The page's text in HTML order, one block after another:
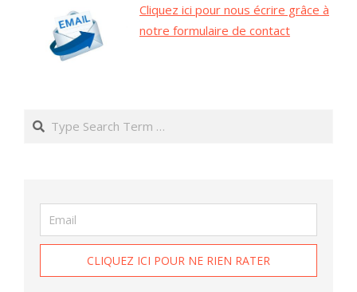
Cliquez ici pour nous écrire grâce à
notre formulaire de contact
Search